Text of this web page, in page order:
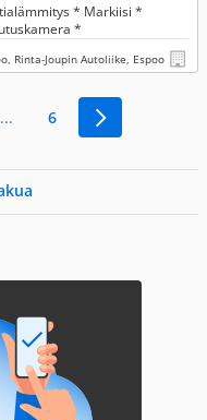
* Markiisi *
*
Rinta-Joupin Autoliike, Espoo
... 6